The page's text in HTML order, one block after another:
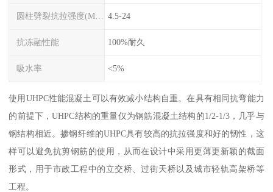
圆柱劈裂抗拉强度(MPa) 4.5-24
抗冻融性能 100%耐久
吸水率 <5%
使用UHPC性能混凝土可以有效减小结构自重。在具有相同抗弯能力
的前提下，UHPC结构的重量仅为钢筋混凝土结构的1/2-1/3，几乎与
钢结构相近。掺钢纤维的UHPC具有较高的抗拉强度和好的韧性，这
样可以避免抗剪钢筋的使用，从而在设计中采用更薄更新颖的截面
形式，用于市政工程中的立交桥、过街天桥以及城市轻轨高架桥等
工程。